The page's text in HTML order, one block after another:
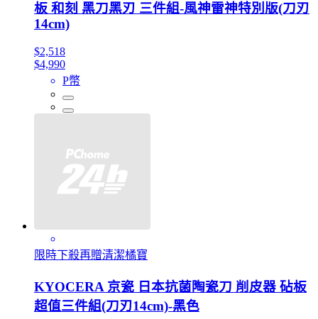
板 和刻 黑刀黑刃 三件組-風神雷神特別版(刀刃
14cm)
$2,518
$4,990
P幣
限時下殺再贈清潔橘寶
KYOCERA 京瓷 日本抗菌陶瓷刀 削皮器 砧板
超值三件組(刀刃14cm)-黑色